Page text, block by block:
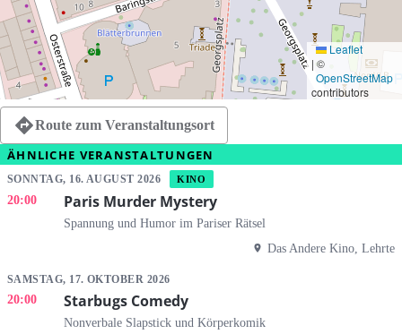
Leaflet
| ©
OpenStreetMap
contributors
Route zum Veranstaltungsort
ÄHNLICHE VERANSTALTUNGEN
SONNTAG, 16. AUGUST 2026 KINO
20:00 Paris Murder Mystery
Spannung und Humor im Pariser Rätsel
Das Andere Kino, Lehrte
SAMSTAG, 17. OKTOBER 2026
20:00 Starbugs Comedy
Nonverbale Slapstick und Körperkomik